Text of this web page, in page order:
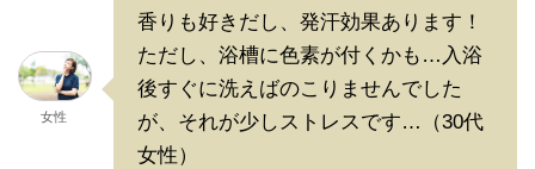
女性
香りも好きだし、発汗効果あります！
ただし、浴槽に色素が付くかも…入浴
後すぐに洗えばのこりませんでした
が、それが少しストレスです…（30代
女性）